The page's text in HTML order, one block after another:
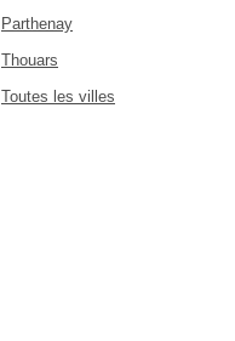
Parthenay
Thouars
Toutes les villes